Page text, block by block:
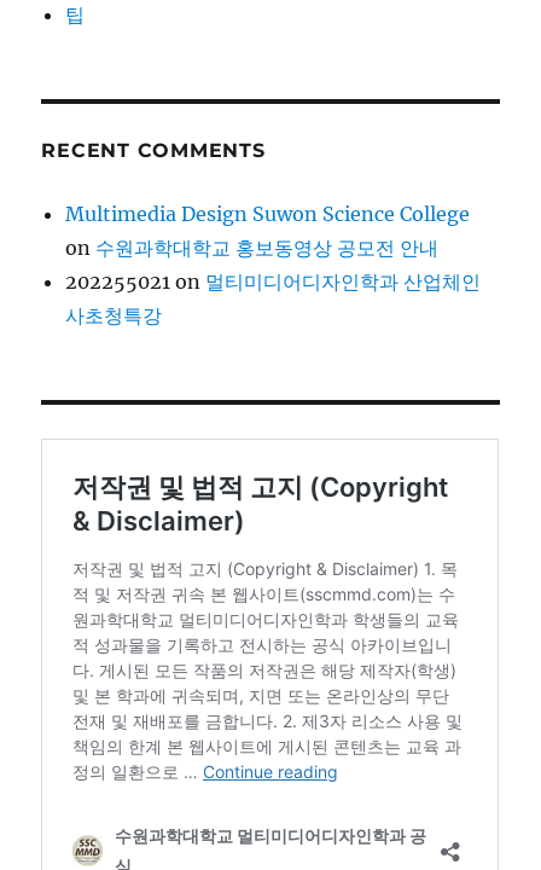
팁
RECENT COMMENTS
Multimedia Design Suwon Science College
on 수원과학대학교 홍보동영상 공모전 안내
202255021 on 멀티미디어디자인학과 산업체인
사초청특강